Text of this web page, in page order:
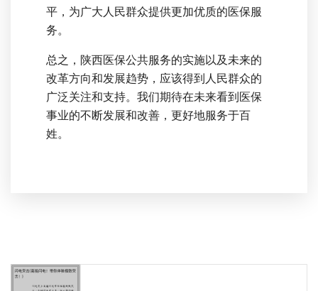
平，为广大人民群众提供更加优质的医保服
务。
总之，陕西医保公共服务的实施以及未来的
改革方向和发展趋势，应该得到人民群众的
广泛关注和支持。我们期待在未来看到医保
事业的不断发展和改善，更好地服务于百
姓。